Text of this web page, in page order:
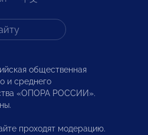
общественная
и среднего
«ОПОРА РОССИИ».
проходят модерацию.